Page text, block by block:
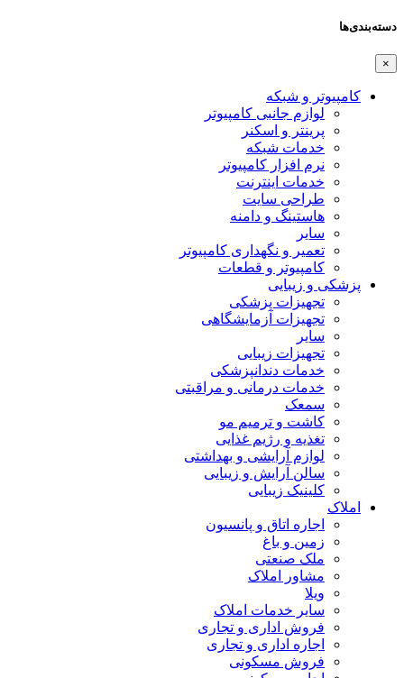
دسته‌بندی‌ها
×
کامپیوتر و شبکه
لوازم جانبی کامپیوتر
پرینتر و اسکنر
خدمات شبکه
نرم افزار کامپیوتر
خدمات اینترنت
طراحی سایت
هاستینگ و دامنه
سایر
تعمیر و نگهداری کامپیوتر
کامپیوتر و قطعات
پزشکی و زیبایی
تجهیزات پزشکی
تجهیزات آزمایشگاهی
سایر
تجهیزات زیبایی
خدمات دندانپزشکی
خدمات درمانی و مراقبتی
سمعک
کاشت و ترمیم مو
تغذیه و رژیم غذایی
لوازم آرایشی و بهداشتی
سالن آرایش و زیبایی
کلینیک زیبایی
املاک
اجاره اتاق و پانسیون
زمین و باغ
ملک صنعتی
مشاور املاک
ویلا
سایر خدمات املاک
فروش اداری و تجاری
اجاره اداری و تجاری
فروش مسکونی